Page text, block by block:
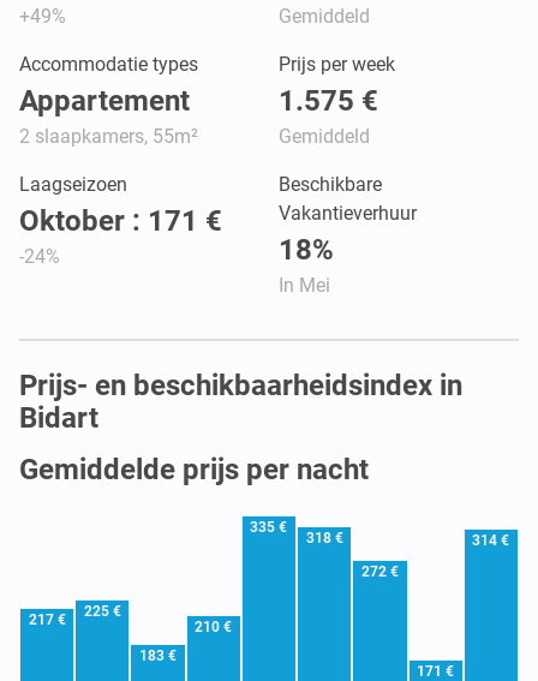
+49% Gemiddeld
Accommodatie types
Appartement
2 slaapkamers, 55m²
Prijs per week
1.575 €
Gemiddeld
Laagseizoen
Oktober : 171 €
-24%
Beschikbare
Vakantieverhuur
18%
In Mei
Prijs- en beschikbaarheidsindex in
Bidart
Gemiddelde prijs per nacht
217 € 225 €
183 €
210 €
335 €
318 €
272 €
171 €
314 €